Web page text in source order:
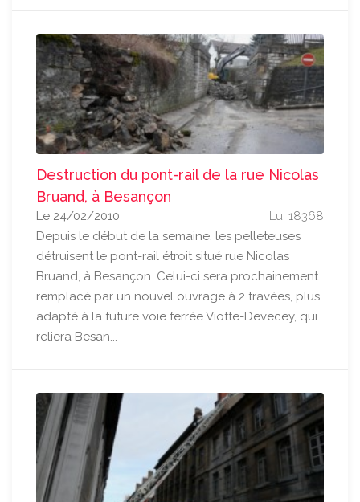
Destruction du pont-rail de la rue Nicolas
Bruand, à Besançon
Lu: 18368
Le 24/02/2010
Depuis le début de la semaine, les pelleteuses
détruisent le pont-rail étroit situé rue Nicolas
Bruand, à Besançon. Celui-ci sera prochainement
remplacé par un nouvel ouvrage à 2 travées, plus
adapté à la future voie ferrée Viotte-Devecey, qui
reliera Besan...